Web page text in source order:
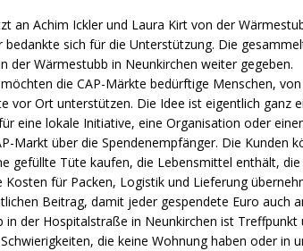
an Achim Ickler und Laura Kirt von der
sich für die Unterstützung. Die
der Wärmestubb in Neunkirchen weiter gegeben.
die CAP-Märkte bedürftige Menschen,
vor Ort unterstützen. Die Idee ist eigentlich ganz
eine lokale Initiative, eine Organisation oder
Markt über die Spendenempfänger. Die Kunden
gefüllte Tüte kaufen, die Lebensmittel enthält,
für Packen, Logistik und Lieferung
Beitrag, damit jeder gespendete Euro auch
in der Hospitalstraße in Neunkirchen ist Treffpunkt
die keine Wohnung haben oder in